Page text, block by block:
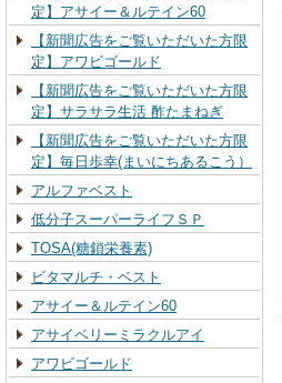
定】アサイー＆ルテイン60
【新聞広告をご覧いただいた方限
定】アワビゴールド
【新聞広告をご覧いただいた方限
定】サラサラ生活 酢たまねぎ
【新聞広告をご覧いただいた方限
定】毎日歩幸(まいにちあるこう）
アルファベスト
低分子スーパーライフＳＰ
TOSA(糖鎖栄養素)
ビタマルチ・ベスト
アサイー＆ルテイン60
アサイベリーミラクルアイ
アワビゴールド